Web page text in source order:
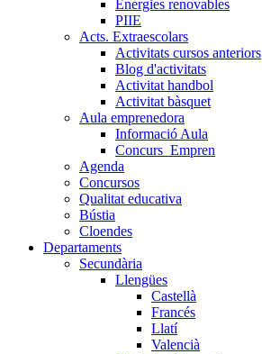
Energies renovables
PIIE
Acts. Extraescolars
Activitats cursos anteriors
Blog d'activitats
Activitat handbol
Activitat bàsquet
Aula emprenedora
Informació Aula
Concurs_Empren
Agenda
Concursos
Qualitat educativa
Bústia
Cloendes
Departaments
Secundària
Llengües
Castellà
Francés
Llatí
Valencià